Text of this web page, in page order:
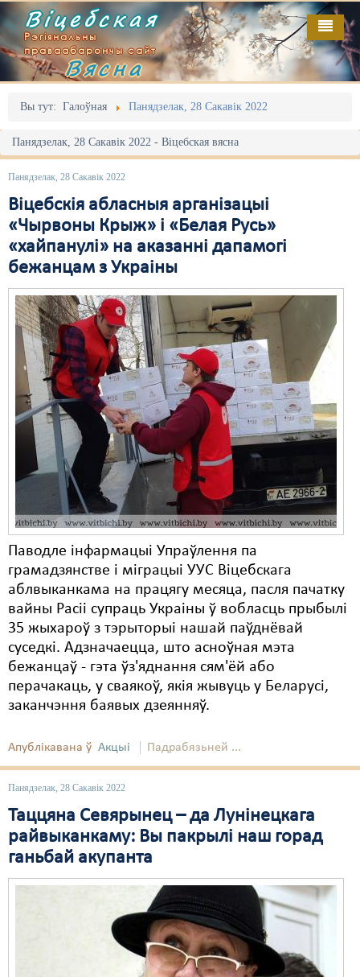
Віцебская
Рэгіянальны
праваабарончы сайт
Вясна
Вы тут: Галоўная Панядзелак, 28 Сакавік 2022
Панядзелак, 28 Сакавік 2022 - Віцебская вясна
Панядзелак, 28 Сакавік 2022
Віцебскія абласныя арганізацыі
«Чырвоны Крыж» і «Белая Русь»
«хайпанулі» на аказанні дапамогі
бежанцам з Украіны
Паводле інфармацыі Упраўлення па
грамадзянстве і міграцыі УУС Віцебскага
аблвыканкама на працягу месяца, пасля пачатку
вайны Расіі супраць Украіны ў вобласць прыбылі
35 жыхароў з тэрыторыі нашай паўднёвай
суседкі. Адзначаецца, што асноўная мэта
бежанцаў - гэта ўз'яднання сям'ёй або
перачакаць, у сваякоў, якія жывуць у Беларусі,
заканчэння баявых дзеянняў.
Апублікавана ў Акцыі Падрабязьней ...
Панядзелак, 28 Сакавік 2022
Таццяна Севярынец – да Лунінецкага
райвыканкаму: Вы пакрылі наш горад
ганьбай акупанта
Галоўная
Адміністрацыйны перасьлед
Акцыі
Выбары
Грамадзянскія ініцыятывы
Дзяржава
Дыскрымінацыя
Затрыманьні
Карная псыхіятрыя
КПЧ ААН
Культурныя правы
ЛПП
Мірныя сходы
Палітвязьні
Праваабаронцы
Правы дзіцяці
Пэнітэнцыярная сыстэма
Распальваньне варожасьці
Свабода слова
Суд
Сьмяротнае пакараньне
Экалёгія
Сацыяльныя правы
Выданьні
Відэа
Пра нас
RSS